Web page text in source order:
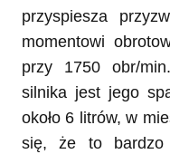
przyspiesza
momentowi
przy 1750 obr/
silnika jest jego
około 6 litrów, w
się, że to